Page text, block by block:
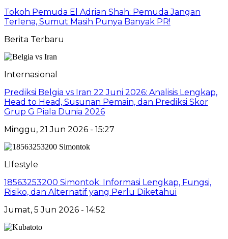
Tokoh Pemuda El Adrian Shah: Pemuda Jangan
Terlena, Sumut Masih Punya Banyak PR!
Berita Terbaru
Internasional
Prediksi Belgia vs Iran 22 Juni 2026: Analisis Lengkap,
Head to Head, Susunan Pemain, dan Prediksi Skor
Grup G Piala Dunia 2026
Minggu, 21 Jun 2026 - 15:27
LIfestyle
18563253200 Simontok: Informasi Lengkap, Fungsi,
Risiko, dan Alternatif yang Perlu Diketahui
Jumat, 5 Jun 2026 - 14:52